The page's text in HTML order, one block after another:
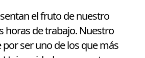
el fruto de nuestro
horas de trabajo. Nuestro
ser uno de los que más